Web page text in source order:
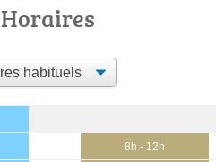
Horaires
8h - 12h